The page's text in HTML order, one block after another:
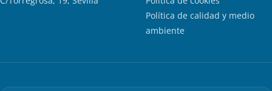
Política de calidad y medio
ambiente